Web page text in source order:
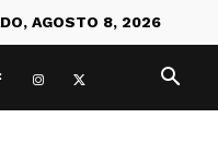
AGOSTO 8, 2026